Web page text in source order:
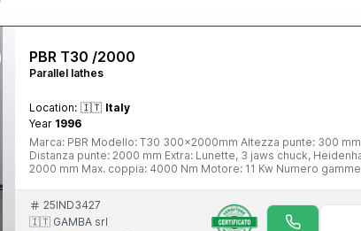
PBR T30 /2000
Parallel lathes
Location: 🇮🇹 Italy
Year 1996
Marca: PBR Modello: T30 300x2000mm Altezza punte: 300 mm Anno: 1996 Attacco mandrino: CL 8” Autocentrante: 315, 3 jaws
Distanza punte: 2000 mm Extra: Lunette, 3 jaws chuck, Heidenhain DRO, CE marked Foro mandrino: 105 mm Lunghezza max pezzo:
2000 mm Max. coppia: 4000 Nm Motore: 11 Kw Numero gamme: I: 24 - 72 Rpm II: 73 - 220 Rpm III: 218 - 654 Rpm IV: 666 - 2000 Rpm
25IND3427
🇮🇹 GAMBA srl